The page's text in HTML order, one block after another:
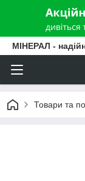
МІНЕРАЛ -
Товари та